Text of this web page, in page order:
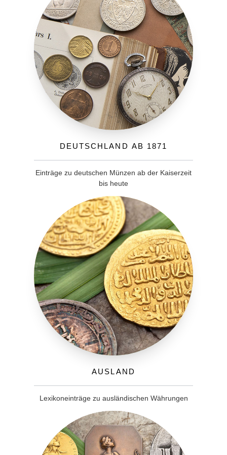
Deutschland ab 1871
Einträge zu deutschen Münzen ab der Kaiserzeit
bis heute
Ausland
Lexikoneinträge zu ausländischen Währungen